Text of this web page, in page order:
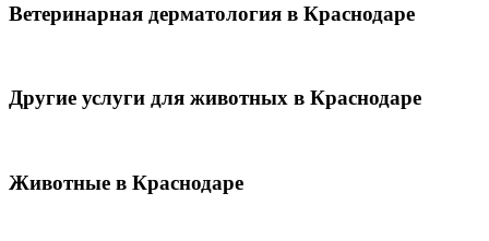
Ветеринарная дерматология в Краснодаре
Другие услуги для животных в Краснодаре
Животные в Краснодаре